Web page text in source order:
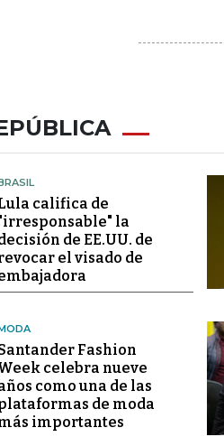
califica de
la
de EE.UU. de
el visado de
Fashion
celebra nueve
como una de las
de moda
importantes